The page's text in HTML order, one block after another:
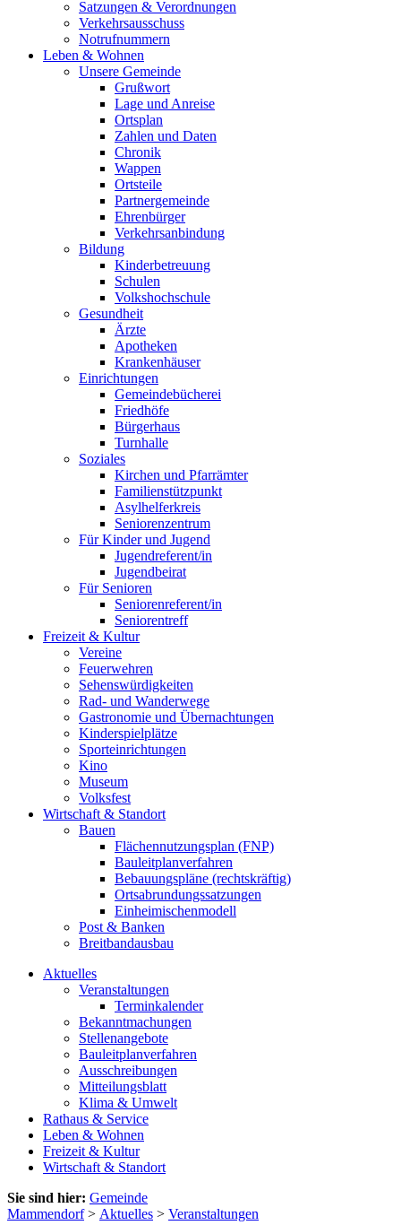
Satzungen & Verordnungen
Verkehrsausschuss
Notrufnummern
Leben & Wohnen
Unsere Gemeinde
Grußwort
Lage und Anreise
Ortsplan
Zahlen und Daten
Chronik
Wappen
Ortsteile
Partnergemeinde
Ehrenbürger
Verkehrsanbindung
Bildung
Kinderbetreuung
Schulen
Volkshochschule
Gesundheit
Ärzte
Apotheken
Krankenhäuser
Einrichtungen
Gemeindebücherei
Friedhöfe
Bürgerhaus
Turnhalle
Soziales
Kirchen und Pfarrämter
Familienstützpunkt
Asylhelferkreis
Seniorenzentrum
Für Kinder und Jugend
Jugendreferent/in
Jugendbeirat
Für Senioren
Seniorenreferent/in
Seniorentreff
Freizeit & Kultur
Vereine
Feuerwehren
Sehenswürdigkeiten
Rad- und Wanderwege
Gastronomie und Übernachtungen
Kinderspielplätze
Sporteinrichtungen
Kino
Museum
Volksfest
Wirtschaft & Standort
Bauen
Flächennutzungsplan (FNP)
Bauleitplanverfahren
Bebauungspläne (rechtskräftig)
Ortsabrundungssatzungen
Einheimischenmodell
Post & Banken
Breitbandausbau
Aktuelles
Veranstaltungen
Terminkalender
Bekanntmachungen
Stellenangebote
Bauleitplanverfahren
Ausschreibungen
Mitteilungsblatt
Klima & Umwelt
Rathaus & Service
Leben & Wohnen
Freizeit & Kultur
Wirtschaft & Standort
Sie sind hier: Gemeinde
Mammendorf> Aktuelles > Veranstaltungen